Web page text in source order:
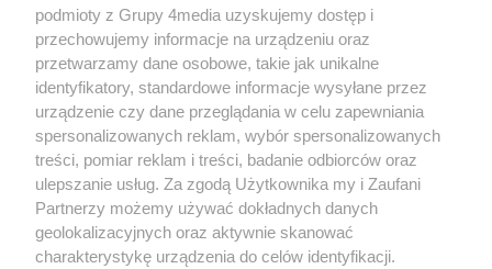
Kontakt Redakcja Reklama
Regulamin
Polityka prywatności
Zapisz się do newslettera
Dołącz do grona ludzi najlepiej poinformowanych!
Zapisz się »
podmioty z Grupy 4media uzyskujemy dostęp i
przechowujemy informacje na urządzeniu oraz
przetwarzamy dane osobowe, takie jak unikalne
identyfikatory, standardowe informacje wysyłane przez
urządzenie czy dane przeglądania w celu zapewniania
spersonalizowanych reklam, wybór spersonalizowanych
treści, pomiar reklam i treści, badanie odbiorców oraz
ulepszanie usług. Za zgodą Użytkownika my i Zaufani
Partnerzy możemy używać dokładnych danych
geolokalizacyjnych oraz aktywnie skanować
charakterystykę urządzenia do celów identyfikacji.